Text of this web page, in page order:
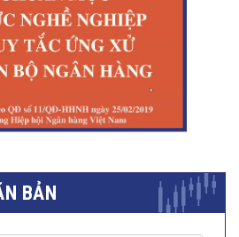
BẢN